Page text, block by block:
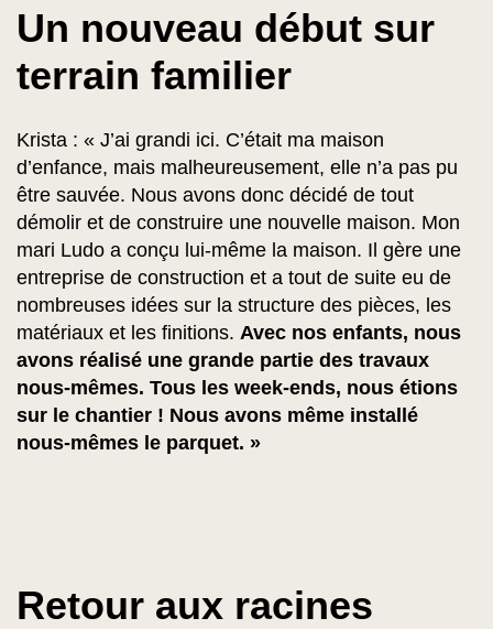
Un nouveau début sur
terrain familier
Krista : « J’ai grandi ici. C’était ma maison
d’enfance, mais malheureusement, elle n’a pas pu
être sauvée. Nous avons donc décidé de tout
démolir et de construire une nouvelle maison. Mon
mari Ludo a conçu lui-même la maison. Il gère une
entreprise de construction et a tout de suite eu de
nombreuses idées sur la structure des pièces, les
matériaux et les finitions. Avec nos enfants, nous
avons réalisé une grande partie des travaux
nous-mêmes. Tous les week-ends, nous étions
sur le chantier ! Nous avons même installé
nous-mêmes le parquet. »
Retour aux racines